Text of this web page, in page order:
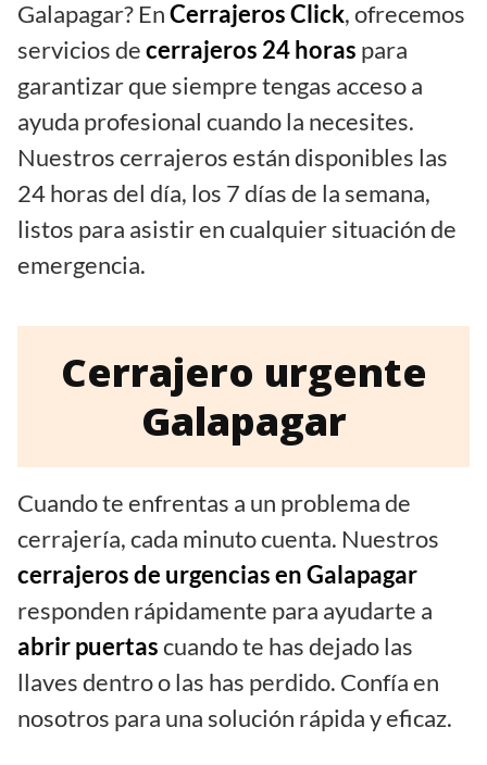
Galapagar? EnCerrajeros Click, ofrecemos
servicios decerrajeros 24 horas para
garantizar que siempre tengas acceso a
ayuda profesional cuando la necesites.
Nuestros cerrajeros están disponibles las
24 horas del día, los 7 días de la semana,
listos para asistir en cualquier situación de
emergencia.
Cerrajero urgente
Galapagar
Cuando te enfrentas a un problema de
cerrajería, cada minuto cuenta. Nuestros
cerrajeros de urgencias en Galapagar
responden rápidamente para ayudarte a
abrir puertascuando te has dejado las
llaves dentro o las has perdido. Confía en
nosotros para una solución rápida y eficaz.